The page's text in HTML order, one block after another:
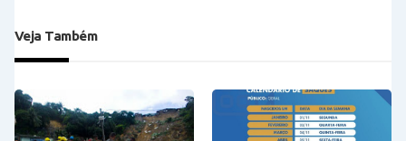
Veja Também